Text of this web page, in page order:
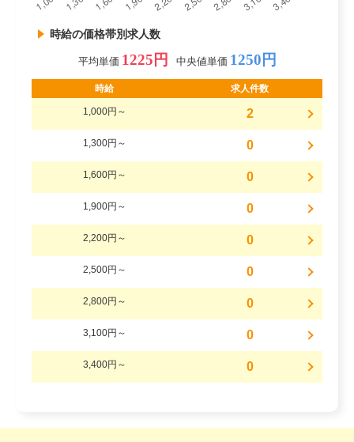
時給の価格帯別求人数
平均単価 1225円 中央値単価 1250円
時給 求人件数
1,000円～ 2
1,300円～ 0
1,600円～ 0
1,900円～ 0
2,200円～ 0
2,500円～ 0
2,800円～ 0
3,100円～ 0
3,400円～ 0